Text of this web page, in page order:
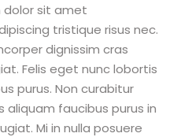
dolor sit amet
tristique risus nec.
dignissim cras
Felis eget nunc lobortis
purus. Non curabitur
aliquam faucibus purus in
Mi in nulla posuere